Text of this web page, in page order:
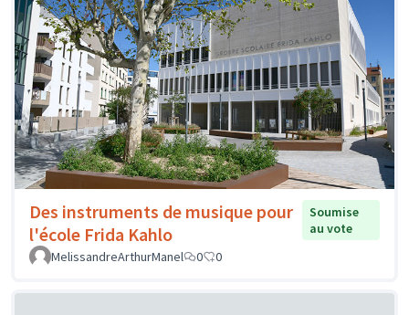
Des instruments de musique pour
l'école Frida Kahlo
Soumise
au vote
MelissandreArthurManel
0 0